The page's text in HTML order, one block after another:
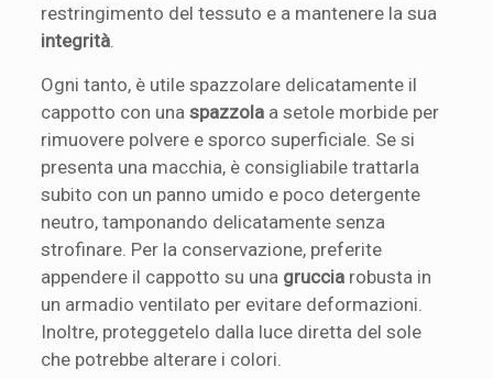
restringimento del tessuto e a mantenere la sua
integrità.
Ogni tanto, è utile spazzolare delicatamente il
cappotto con unaspazzola a setole morbide per
rimuovere polvere e sporco superficiale. Se si
presenta una macchia, è consigliabile trattarla
subito con un panno umido e poco detergente
neutro, tamponando delicatamente senza
strofinare. Per la conservazione, preferite
appendere il cappotto su una gruccia robusta in
un armadio ventilato per evitare deformazioni.
Inoltre, proteggetelo dalla luce diretta del sole
che potrebbe alterare i colori.